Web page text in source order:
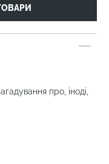
про, іноді,